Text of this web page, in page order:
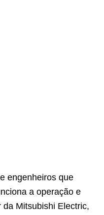
engenheiros que
a operação e
Mitsubishi Electric,